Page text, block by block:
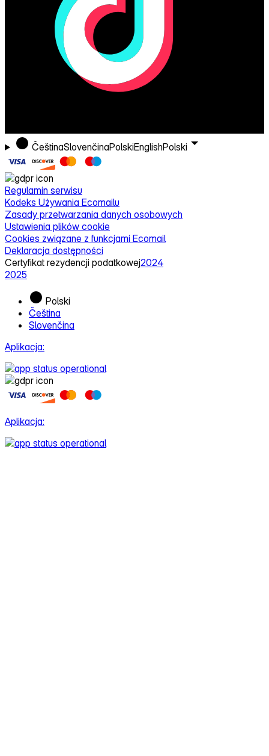
ČeštinaSlovenčinaPolskiEnglishPolski
Regulamin serwisu
Kodeks Używania Ecomailu
Zasady przetwarzania danych osobowych
Ustawienia plików cookie
Cookies związane z funkcjami Ecomail
Deklaracja dostępności
Certyfikat rezydencji podatkowej2024
2025
Polski
Čeština
Slovenčina
Aplikacja:
Aplikacja: